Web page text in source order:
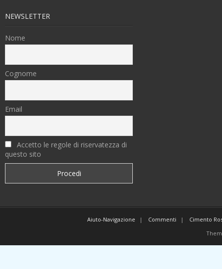
NEWSLETTER
Nome
Cognome
Email
Accetto le regole di riservatezza di
questo sito
Aiuto-Navigazione Commenti
Cimento